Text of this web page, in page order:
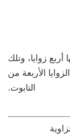
002 # لديها أربع زوايا، وتلك
الأربعة من
التابوت.